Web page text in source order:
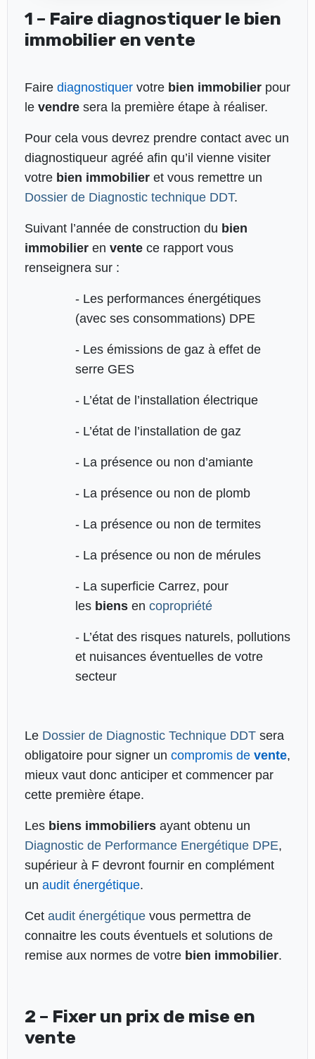
1 – Faire diagnostiquer le bien
immobilier en vente
Faire diagnostiquervotre bien immobilier pour
le vendresera la première étape à réaliser.
Pour cela vous devrez prendre contact avec un
diagnostiqueur agréé afin qu’il vienne visiter
votre bien immobilier et vous remettre un
Dossier de Diagnostic technique DDT.
Suivant l’année de construction du bien
immobilier en ventece rapport vous
renseignera sur :
- Les performances énergétiques
(avec ses consommations) DPE
- Les émissions de gaz à effet de
serre GES
- L’état de l’installation électrique
- L’état de l’installation de gaz
- La présence ou non d’amiante
- La présence ou non de plomb
- La présence ou non de termites
- La présence ou non de mérules
- La superficie Carrez, pour
les biensen copropriété
- L’état des risques naturels, pollutions
et nuisances éventuelles de votre
secteur
Le Dossier de Diagnostic Technique DDTsera
obligatoire pour signer un compromis de vente,
mieux vaut donc anticiper et commencer par
cette première étape.
Les biens immobiliersayant obtenu un
Diagnostic de Performance Energétique DPE,
supérieur à F devront fournir en complément
un audit énergétique.
Cet audit énergétiquevous permettra de
connaitre les couts éventuels et solutions de
remise aux normes de votre bien immobilier.
2 – Fixer un prix de mise en
vente